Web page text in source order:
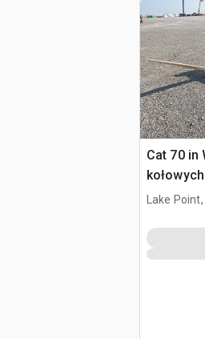
Cat 70 in
kołowych
Lake Point,